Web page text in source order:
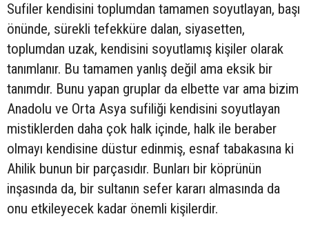
Sufiler kendisini toplumdan tamamen soyutlayan, başı
önünde, sürekli tefekküre dalan, siyasetten,
toplumdan uzak, kendisini soyutlamış kişiler olarak
tanımlanır. Bu tamamen yanlış değil ama eksik bir
tanımdır. Bunu yapan gruplar da elbette var ama bizim
Anadolu ve Orta Asya sufiliği kendisini soyutlayan
mistiklerden daha çok halk içinde, halk ile beraber
olmayı kendisine düstur edinmiş, esnaf tabakasına ki
Ahilik bunun bir parçasıdır. Bunları bir köprünün
inşasında da, bir sultanın sefer kararı almasında da
onu etkileyecek kadar önemli kişilerdir.